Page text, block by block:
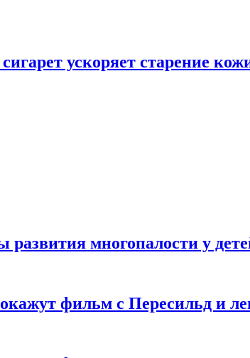
ускоряет старение
многопалости у
фильм с Пересильд и